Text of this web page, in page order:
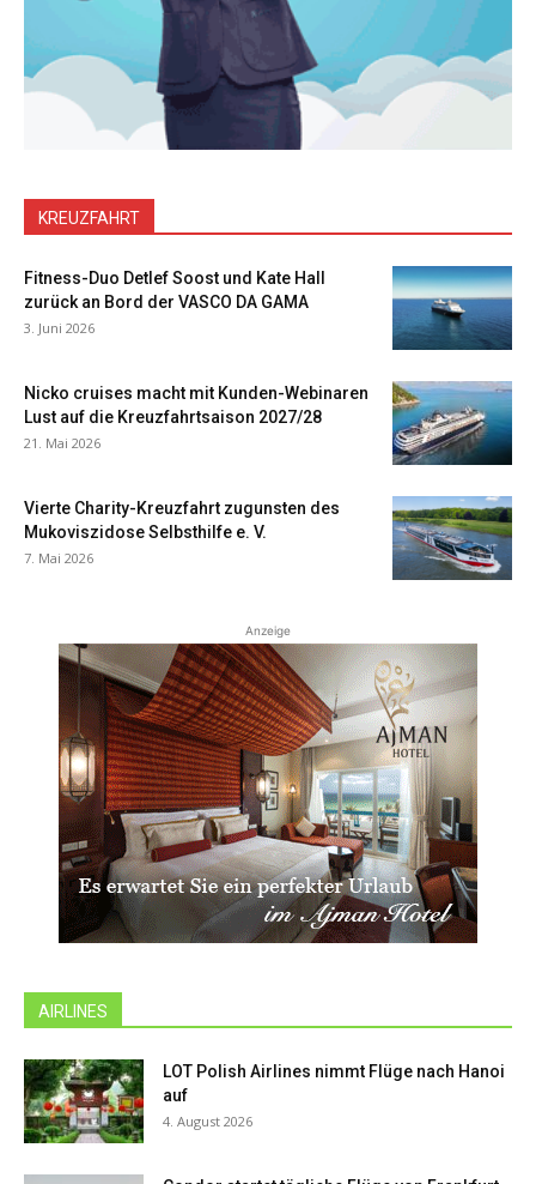
KREUZFAHRT
Fitness-Duo Detlef Soost und Kate Hall
zurück an Bord der VASCO DA GAMA
3. Juni 2026
Nicko cruises macht mit Kunden-Webinaren
Lust auf die Kreuzfahrtsaison 2027/28
21. Mai 2026
Vierte Charity-Kreuzfahrt zugunsten des
Mukoviszidose Selbsthilfe e. V.
7. Mai 2026
Anzeige
AIRLINES
LOT Polish Airlines nimmt Flüge nach Hanoi
auf
4. August 2026